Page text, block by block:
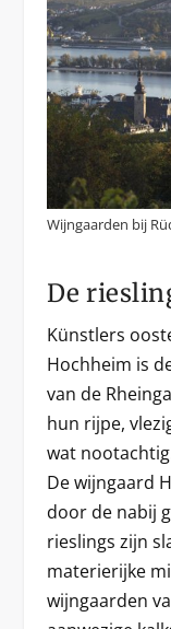
Wijngaarden bij
De
Künstlers
Hochheim is
van de
hun rijpe,
wat
De wijngaard
door de nabij
rieslings zijn
materierijke
wijngaarden